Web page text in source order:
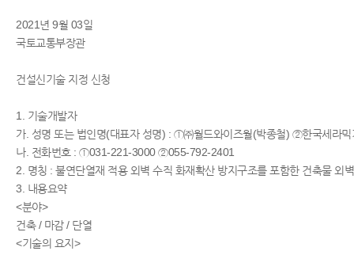
2021년 9월 03일
국토교통부장관
건설신기술 지정 신청
1. 기술개발자
가. 성명 또는 법인명(대표자 성명) : ①㈜월드와이즈월(박종철) ②한국세라믹
나. 전화번호 : ①031-221-3000 ②055-792-2401
2. 명칭 : 불연단열재 적용 외벽 수직 화재확산 방지구조를 포함한 건축물 외
3. 내용요약
<분야>
건축 / 마감 / 단열
<기술의 요지>